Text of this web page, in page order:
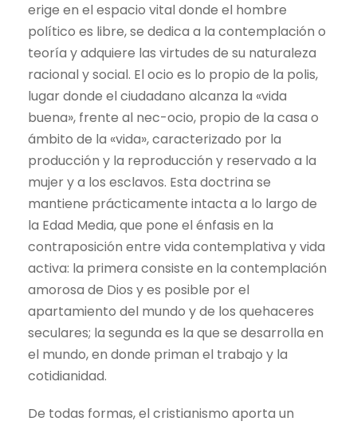
erige en el espacio vital donde el hombre
político es libre, se dedica a la contemplación o
teoría y adquiere las virtudes de su naturaleza
racional y social. El ocio es lo propio de la polis,
lugar donde el ciudadano alcanza la «vida
buena», frente al nec-ocio, propio de la casa o
ámbito de la «vida», caracterizado por la
producción y la reproducción y reservado a la
mujer y a los esclavos. Esta doctrina se
mantiene prácticamente intacta a lo largo de
la Edad Media, que pone el énfasis en la
contraposición entre vida contemplativa y vida
activa: la primera consiste en la contemplación
amorosa de Dios y es posible por el
apartamiento del mundo y de los quehaceres
seculares; la segunda es la que se desarrolla en
el mundo, en donde priman el trabajo y la
cotidianidad.
De todas formas, el cristianismo aporta un